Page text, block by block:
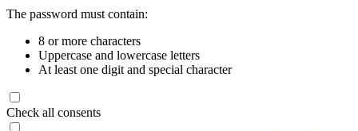
The password must contain:
8 or more characters
Uppercase and lowercase letters
At least one digit and special character
Check all consents